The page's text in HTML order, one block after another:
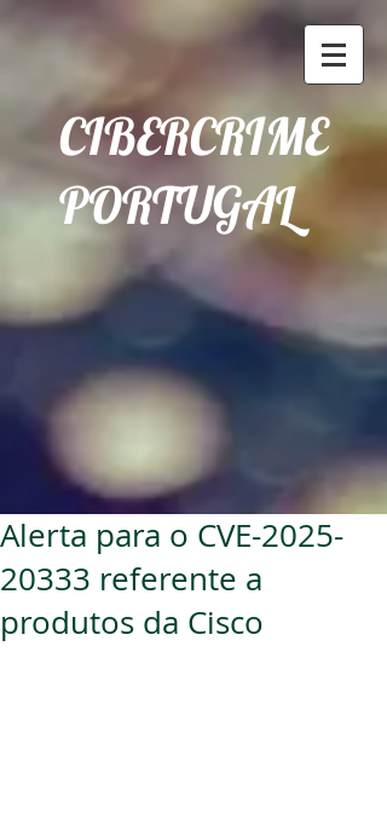
CIBERCRIME
PORTUGAL
Alerta para o CVE-2025-
20333 referente a
produtos da Cisco